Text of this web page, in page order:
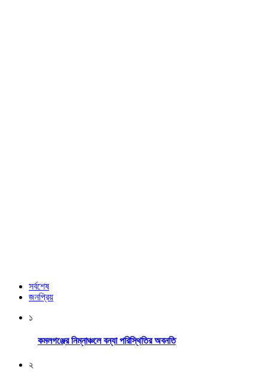
সর্বশেষ
জনপ্রিয়
১
কমলগঞ্জের নিম্নাঞ্চলে বন্যা পরিস্থিতির অবনতি
২